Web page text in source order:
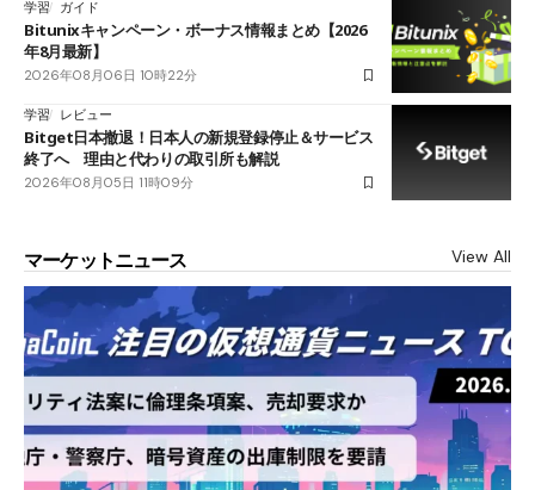
学習 ガイド
Bitunixキャンペーン・ボーナス情報まとめ【2026
年8月最新】
2026年08月06日 10時22分
学習 レビュー
Bitget日本撤退！日本人の新規登録停止＆サービス
終了へ 理由と代わりの取引所も解説
2026年08月05日 11時09分
マーケットニュース View All